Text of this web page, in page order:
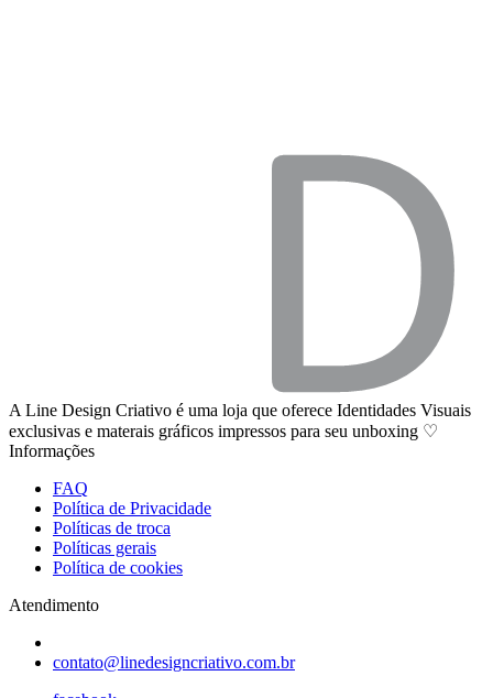
A Line Design Criativo é uma loja que oferece Identidades Visuais
exclusivas e materais gráficos impressos para seu unboxing ♡
Informações
FAQ
Política de Privacidade
Políticas de troca
Políticas gerais
Política de cookies
Atendimento
contato@linedesigncriativo.com.br